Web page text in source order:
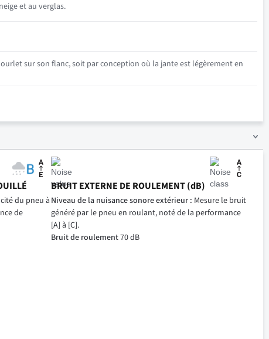
et au verglas.
sur son flanc, soit par conception où la jante est légèrement en
du pneu à
de
BRUIT EXTERNE DE ROULEMENT (dB)
Niveau de la nuisance sonore extérieur : Mesure le bruit
généré par le pneu en roulant, noté de la performance
[A] à [C].
Bruit de roulement70 dB